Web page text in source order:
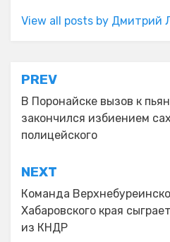
View all posts by Дмитрий
Навигация
по
записям
PREV
В Поронайске вызов к
закончился избиением
полицейского
NEXT
Команда
Хабаровского края
из КНДР